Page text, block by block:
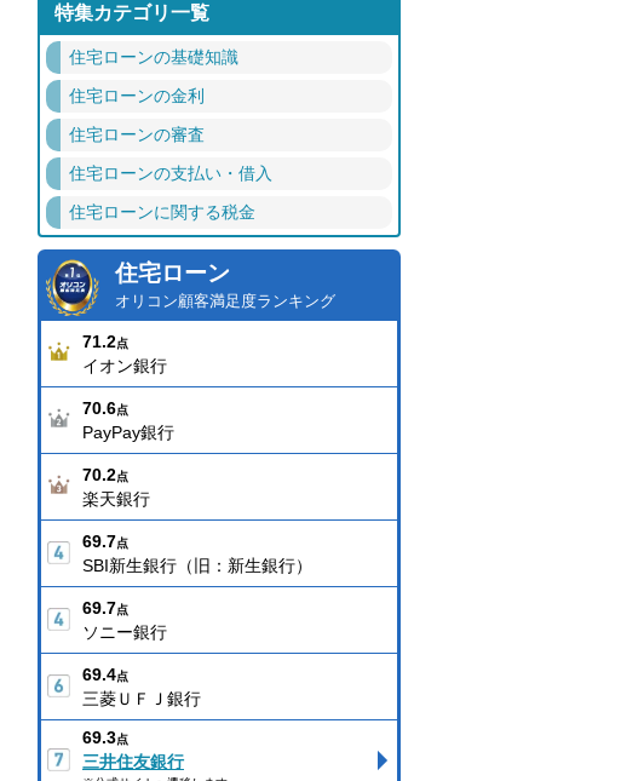
特集カテゴリ一覧
住宅ローンの基礎知識
住宅ローンの金利
住宅ローンの審査
住宅ローンの支払い・借入
住宅ローンに関する税金
住宅ローン
オリコン顧客満足度ランキング
71.2点
イオン銀行
70.6点
PayPay銀行
70.2点
楽天銀行
69.7点
SBI新生銀行（旧：新生銀行）
69.7点
ソニー銀行
69.4点
三菱ＵＦＪ銀行
69.3点
三井住友銀行